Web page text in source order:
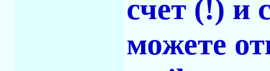
счет (!) и
можете